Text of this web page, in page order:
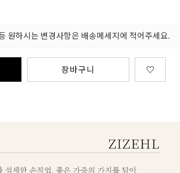
원하시는 변경사항은 배송메세지에 적어주세요.
장바구니 ♡